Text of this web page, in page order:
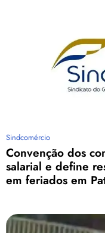
Sindcomércio
Convenção dos
salarial e define
em feriados em